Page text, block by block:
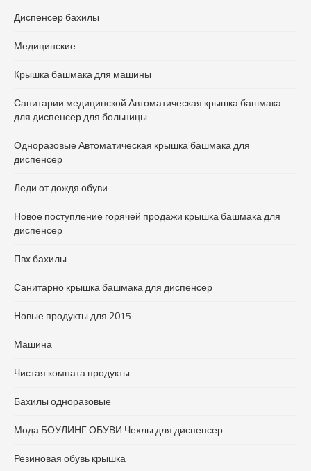
Диспенсер бахилы
Медицинские
Крышка башмака для машины
Санитарии медицинской Автоматическая крышка башмака
для диспенсер для больницы
Одноразовые Автоматическая крышка башмака для
диспенсер
Леди от дождя обуви
Новое поступление горячей продажи крышка башмака для
диспенсер
Пвх бахилы
Санитарно крышка башмака для диспенсер
Новые продукты для 2015
Машина
Чистая комната продукты
Бахилы одноразовые
Мода БОУЛИНГ ОБУВИ Чехлы для диспенсер
Резиновая обувь крышка